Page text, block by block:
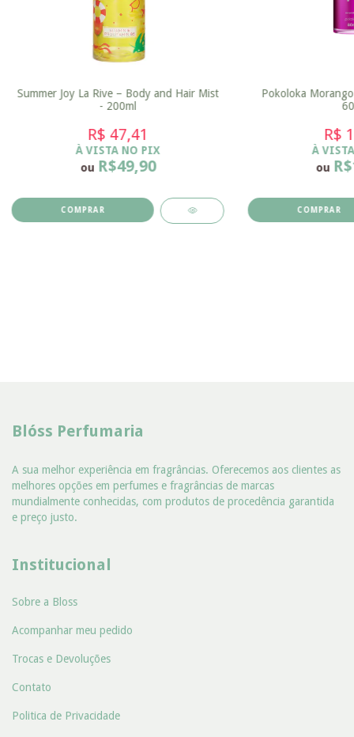
Summer Joy La Rive – Body and Hair Mist
- 200ml
R$ 47,41
À VISTA NO PIX
ou R$49,90
Pokoloka
R$
À
ou
Blóss Perfumaria
A sua melhor experiência em fragrâncias. Oferecemos aos clientes as
melhores opções em perfumes e fragrâncias de marcas
mundialmente conhecidas, com produtos de procedência garantida
e preço justo.
Institucional
Sobre a Bloss
Acompanhar meu pedido
Trocas e Devoluções
Contato
Politica de Privacidade